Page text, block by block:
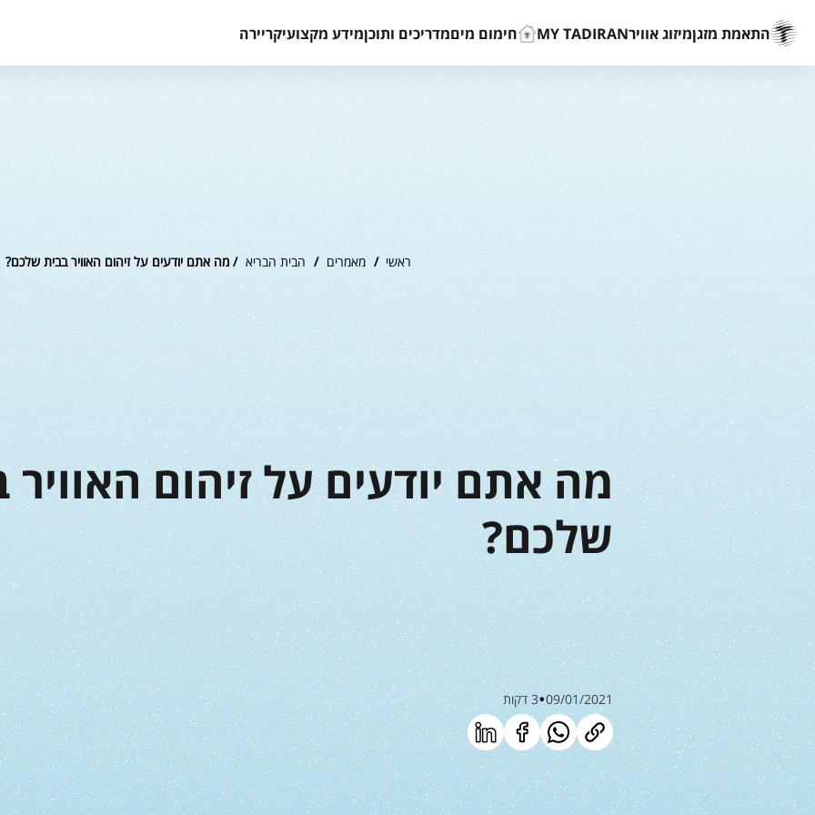
התאמת מזגןמיזוג אווירMY TADIRAN חימום מיםמדריכים ותוכןמידע מקצועיקריירה
ראשי / מאמרים / הבית הבריא / מה אתם יודעים על זיהום האוויר בבית שלכם?
מה אתם יודעים על זיהום האוויר
שלכם?
09/01/2021 3 דקות